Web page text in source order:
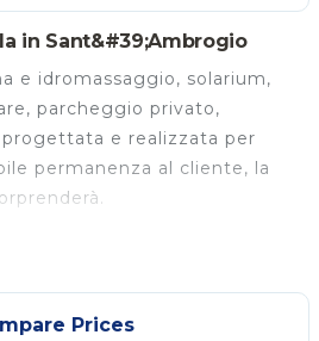
in Sant&#39;Ambrogio
e idromassaggio, solarium,
parcheggio privato,
e realizzata per
permanenza al cliente, la
solarium, bar, osservatorio
e realizzata per
Prices